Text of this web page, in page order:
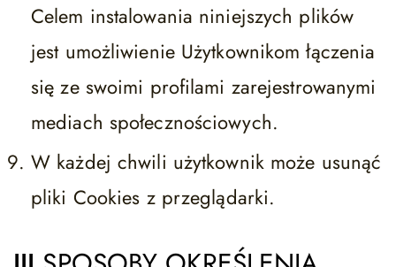
Celem instalowania niniejszych plików
jest umożliwienie Użytkownikom łączenia
się ze swoimi profilami zarejestrowanymi
mediach społecznościowych.
W każdej chwili użytkownik może usunąć
pliki Cookies z przeglądarki.